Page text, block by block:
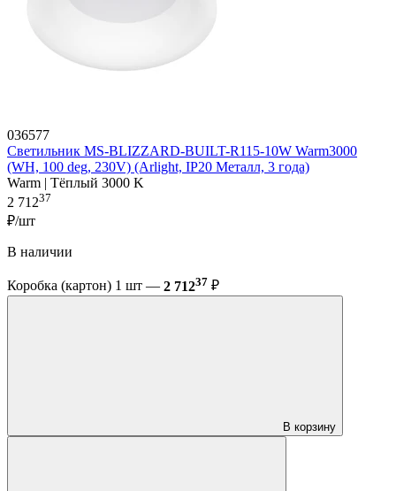
036577
Светильник MS-BLIZZARD-BUILT-R115-10W Warm3000
(WH, 100 deg, 230V) (Arlight, IP20 Металл, 3 года)
Warm | Тёплый 3000 K
2 71237
₽/шт
В наличии
Коробка (картон) 1 шт — 2 71237 ₽
В корзину